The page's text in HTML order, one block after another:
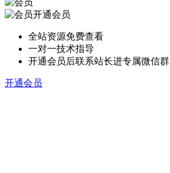
开通会员
全站资源免费查看
一对一技术指导
开通会员后联系站长进专属微信群
开通会员